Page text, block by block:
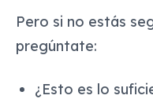
Pero si no estás
pregúntate:
¿Esto es lo